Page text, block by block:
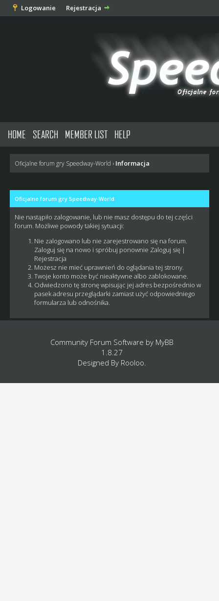
Logowanie Rejestracja
HOME SEARCH MEMBER LIST HELP
Oficjalne forum gry Speedway-World › Informacja
Oficjalne forum gry Speedway-World
Nie nastąpiło zalogowanie, lub nie masz dostępu do tej części
forum. Możliwe powody takiej sytuacji:
Nie zalogowano lub nie zarejestrowano się na forum.
Zaloguj się na nowo i spróbuj ponownie Zaloguj się|
Rejestracja
Możesz nie mieć uprawnień do oglądania tej strony.
Twoje konto może być nieaktywne albo zablokowane.
Odwiedzono tę stronę wpisując jej adres bezpośrednio w
pasek adresu przeglądarki zamiast użyć odpowiedniego
formularza lub odnośnika.
Community Forum Software by MyBB
1.8.27
Designed By Rooloo.